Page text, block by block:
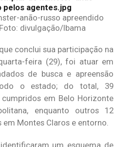
anão-russo apreendido
divulgação/Ibama
conclui sua participação na
feira (29), foi atuar em
de busca e apreensão
o estado; do total, 39
em Belo Horizonte
enquanto outros 12
Montes Claros e entorno.
um esquema de